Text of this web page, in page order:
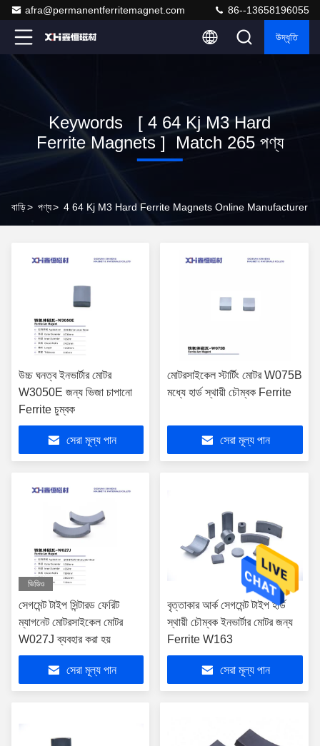
afra@permanentferritemagnet.com 86--13658196055
উদ্ধৃতি
Keywords [ 4 64 Kj M3 Hard
Ferrite Magnets ] Match 265 পণ্য
বাড়ি> পণ্য> 4 64 Kj M3 Hard Ferrite Magnets Online Manufacturer
উচ্চ ঘনত্ব ইনভার্টার মোটর
W3050E জন্য ভিজা চাপানো
Ferrite চুম্বক
সেরা মূল্য পান
মোটরসাইকেল স্টার্টিং মোটর W075B
মধ্যে হার্ড স্থায়ী চৌম্বক Ferrite
সেরা মূল্য পান
ভিডিও
সেগমেন্ট টাইপ সিন্টারড ফেরিট
ম্যাগনেট মোটরসাইকেল মোটর
W027J ব্যবহার করা হয়
সেরা মূল্য পান
বৃত্তাকার আর্ক সেগমেন্ট টাইপ হার্ড
স্থায়ী চৌম্বক ইনভার্টার মোটর জন্য
Ferrite W163
সেরা মূল্য পান